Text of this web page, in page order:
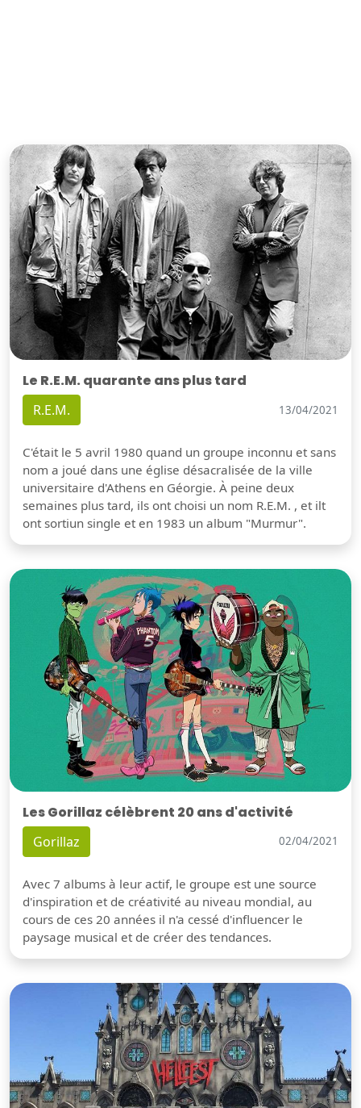
Le R.E.M. quarante ans plus tard
R.E.M. 13/04/2021
C'était le 5 avril 1980 quand un groupe inconnu et sans
nom a joué dans une église désacralisée de la ville
universitaire d'Athens en Géorgie. À peine deux
semaines plus tard, ils ont choisi un nom R.E.M. , et ilt
ont sortiun single et en 1983 un album "Murmur".
Les Gorillaz célèbrent 20 ans d'activité
Gorillaz 02/04/2021
Avec 7 albums à leur actif, le groupe est une source
d'inspiration et de créativité au niveau mondial, au
cours de ces 20 années il n'a cessé d'influencer le
paysage musical et de créer des tendances.